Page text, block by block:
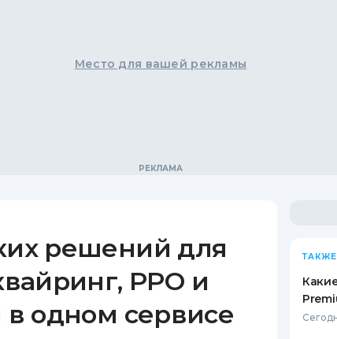
Место для вашей рекламы
решений для
РРО и
в одном сервисе